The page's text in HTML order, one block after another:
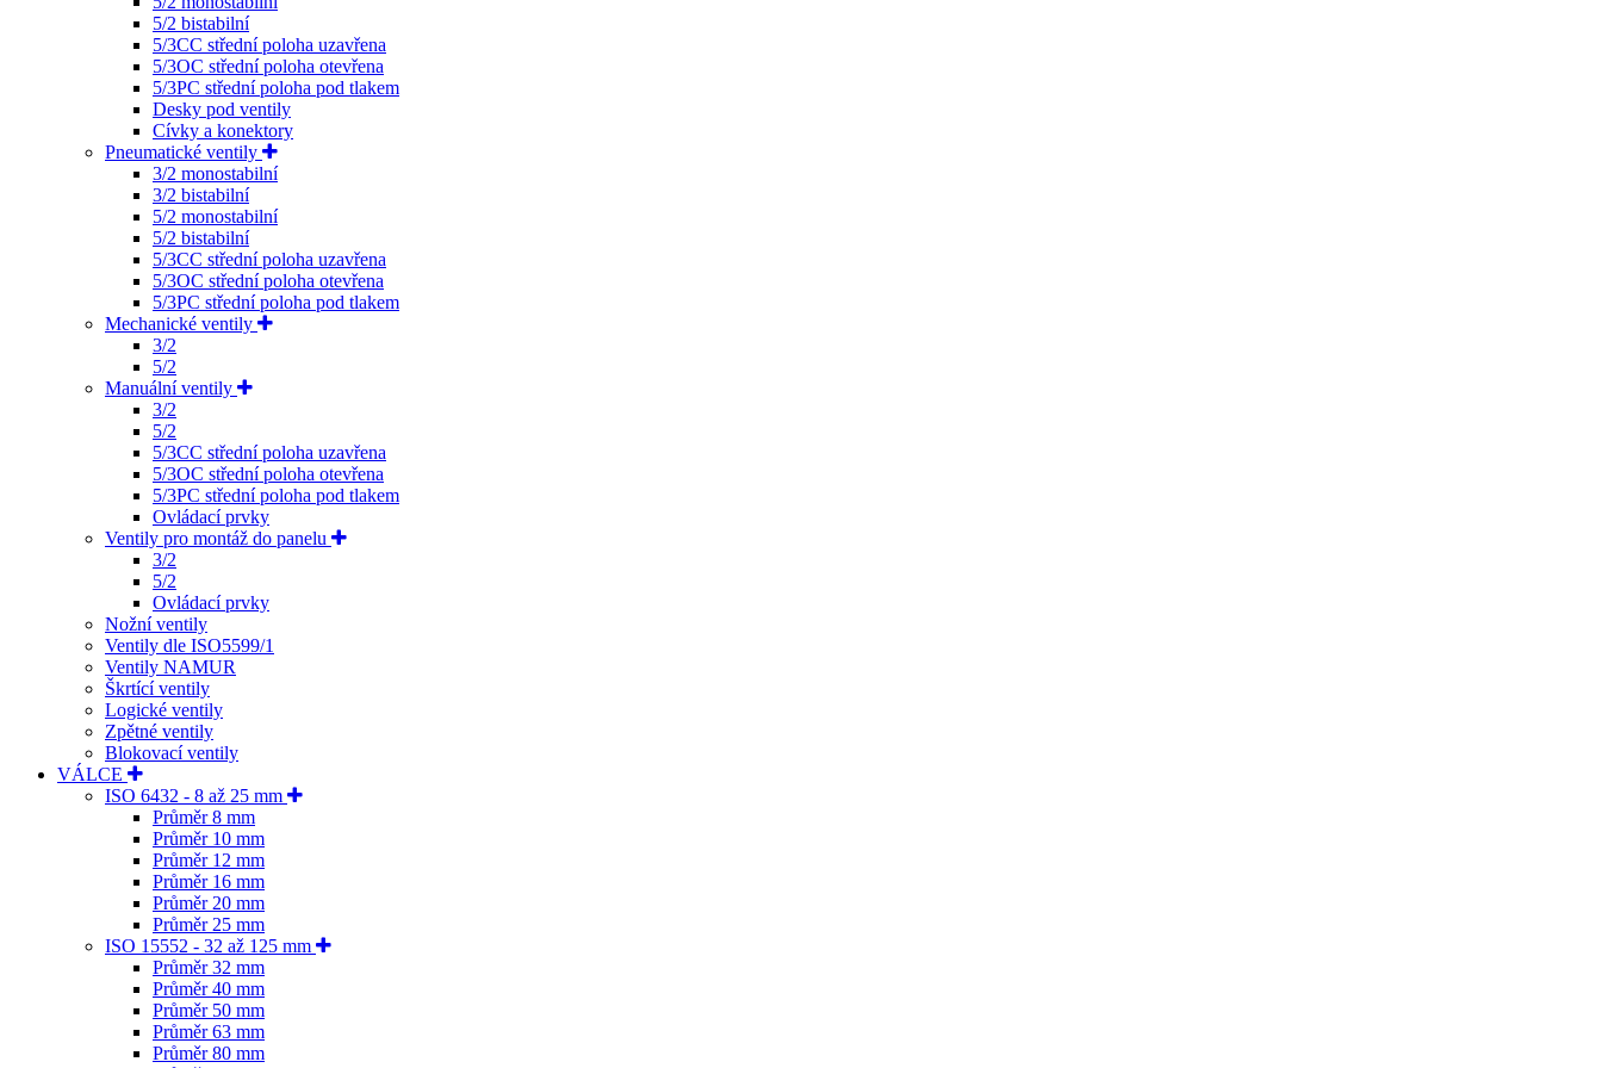
5/2 bistabilní
5/3CC střední poloha uzavřena
5/3OC střední poloha otevřena
5/3PC střední poloha pod tlakem
Desky pod ventily
Cívky a konektory
Pneumatické ventily
3/2 monostabilní
3/2 bistabilní
5/2 monostabilní
5/2 bistabilní
5/3CC střední poloha uzavřena
5/3OC střední poloha otevřena
5/3PC střední poloha pod tlakem
Mechanické ventily
3/2
5/2
Manuální ventily
3/2
5/2
5/3CC střední poloha uzavřena
5/3OC střední poloha otevřena
5/3PC střední poloha pod tlakem
Ovládací prvky
Ventily pro montáž do panelu
3/2
5/2
Ovládací prvky
Nožní ventily
Ventily dle ISO5599/1
Ventily NAMUR
Škrtící ventily
Logické ventily
Zpětné ventily
Blokovací ventily
VÁLCE
ISO 6432 - 8 až 25 mm
Průměr 8 mm
Průměr 10 mm
Průměr 12 mm
Průměr 16 mm
Průměr 20 mm
Průměr 25 mm
ISO 15552 - 32 až 125 mm
Průměr 32 mm
Průměr 40 mm
Průměr 50 mm
Průměr 63 mm
Průměr 80 mm